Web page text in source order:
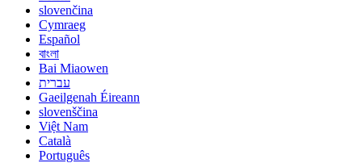
slovenčina
Cymraeg
Español
বাংলা
Bai Miaowen
עברית
Gaeilgenah Éireann
slovenščina
Việt Nam
Català
Português